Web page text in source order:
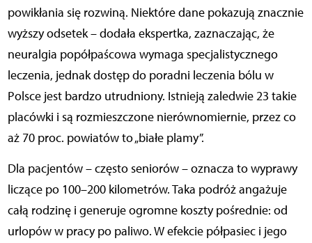
powikłania się rozwiną. Niektóre dane pokazują znacznie
wyższy odsetek – dodała ekspertka, zaznaczając, że
neuralgia popółpaścowa wymaga specjalistycznego
leczenia, jednak dostęp do poradni leczenia bólu w
Polsce jest bardzo utrudniony. Istnieją zaledwie 23 takie
placówki i są rozmieszczone nierównomiernie, przez co
aż 70 proc. powiatów to „białe plamy”.
Dla pacjentów – często seniorów – oznacza to wyprawy
liczące po 100–200 kilometrów. Taka podróż angażuje
całą rodzinę i generuje ogromne koszty pośrednie: od
urlopów w pracy po paliwo. W efekcie półpasiec i jego